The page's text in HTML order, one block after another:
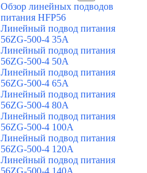
Обзор линейных подводов
питания HFP56
Линейный подвод питания
56ZG-500-4 35A
Линейный подвод питания
56ZG-500-4 50A
Линейный подвод питания
56ZG-500-4 65A
Линейный подвод питания
56ZG-500-4 80A
Линейный подвод питания
56ZG-500-4 100A
Линейный подвод питания
56ZG-500-4 120A
Линейный подвод питания
56ZG-500-4 140A